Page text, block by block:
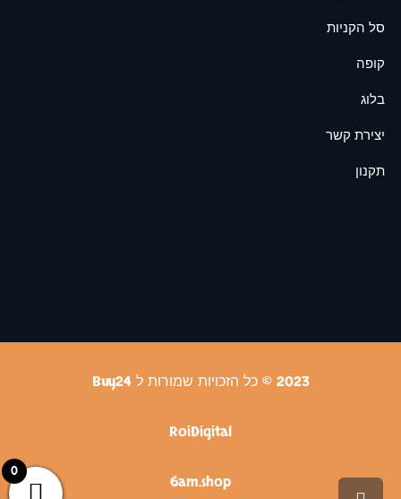
סל הקניות
קופה
בלוג
יצירת קשר
תקנון
2023 © כל הזכויות שמורות ל Buy24
RoiDigital
6am.shop
0